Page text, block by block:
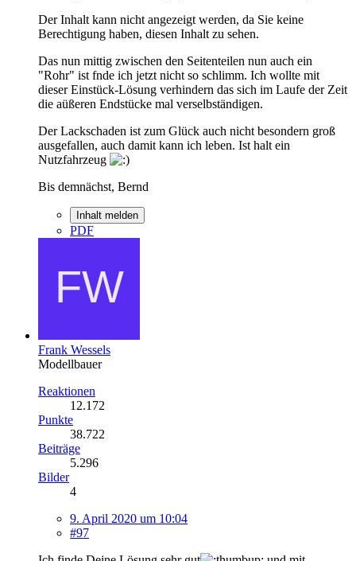
Der Inhalt kann nicht angezeigt werden, da Sie keine
Berechtigung haben, diesen Inhalt zu sehen.
Das nun mittig zwischen den Seitenteilen nun auch ein
"Rohr" ist fnde ich jetzt nicht so schlimm. Ich wollte mit
dieser Einstück-Lösung verhindern das sich im Laufe der Zeit
die aüßeren Endstücke mal verselbständigen.
Der Lackschaden ist zum Glück auch nicht besondern groß
ausgefallen, auch damit kann ich leben. Ist halt ein
Nutzfahrzeug
Bis demnächst, Bernd
Inhalt melden
PDF
Frank Wessels
Modellbauer
Reaktionen
12.172
Punkte
38.722
Beiträge
5.296
Bilder
4
9. April 2020 um 10:04
#97